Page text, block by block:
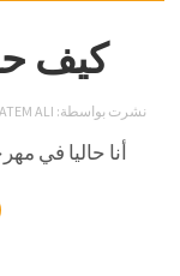
كيف
نشرت بواسطة: ALI
أنا حاليا في